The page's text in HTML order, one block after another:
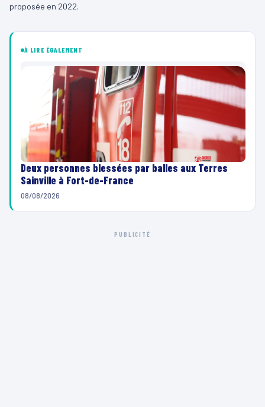
proposée en 2022.
À LIRE ÉGALEMENT
Deux personnes blessées par balles aux Terres
Sainville à Fort-de-France
08/08/2026
PUBLICITÉ